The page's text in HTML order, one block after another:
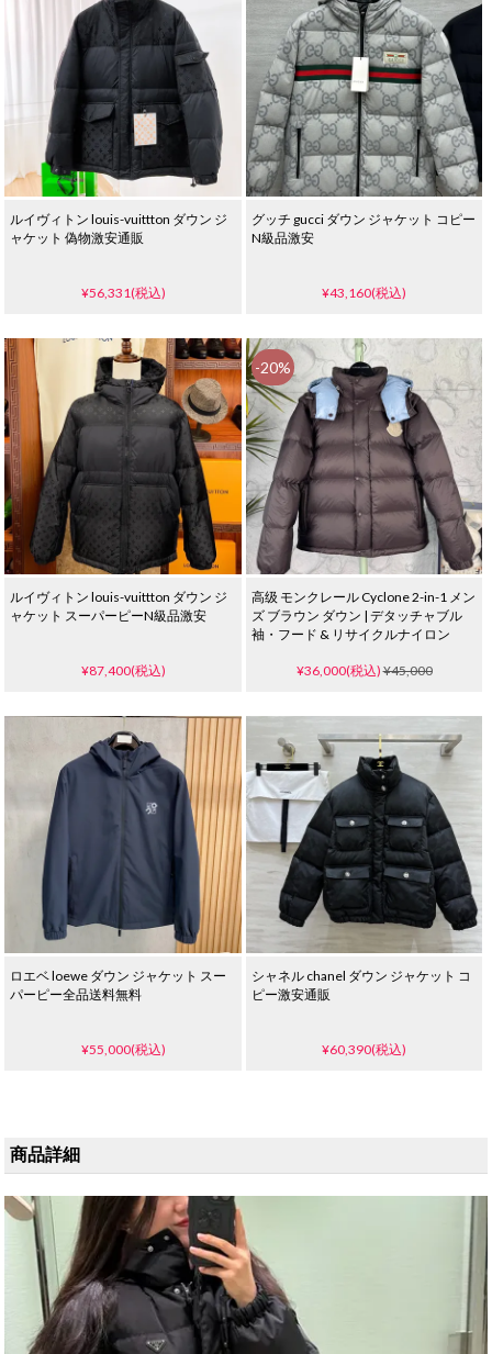
ルイヴィトン louis-vuittton ダウン ジ
ャケット 偽物激安通販
¥56,331(税込)
グッチ gucci ダウン ジャケット コピー
N級品激安
¥43,160(税込)
ルイヴィトン louis-vuittton ダウン ジ
ャケット スーパーピーN級品激安
¥87,400(税込)
-20%
高级 モンクレール Cyclone 2-in-1 メン
ズ ブラウン ダウン | デタッチャブル
袖・フード & リサイクルナイロン
¥36,000(税込)¥45,000
ロエベ loewe ダウン ジャケット スー
パーピー全品送料無料
¥55,000(税込)
シャネル chanel ダウン ジャケット コ
ピー激安通販
¥60,390(税込)
商品詳細